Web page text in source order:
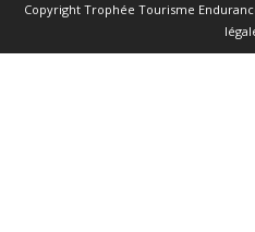
Copyright Trophée Tourisme